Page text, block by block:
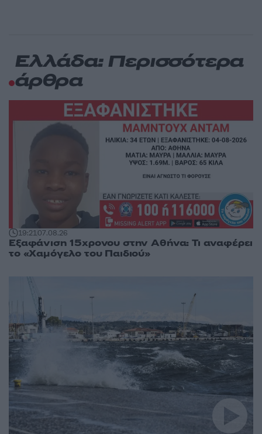
Ελλάδα: Περισσότερα
άρθρα
19:2107.08.26
Εξαφάνιση 15χρονου στην Αθήνα: Τι αναφέρει
το «Χαμόγελο του Παιδιού»